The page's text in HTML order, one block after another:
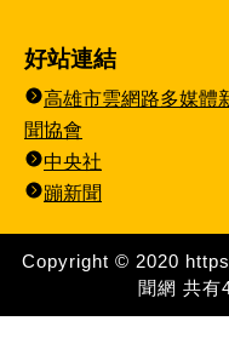
好站連結
高雄市雲網路多媒體
聞協會
中央社
蹦新聞
Copyright © 2020
聞網 共有